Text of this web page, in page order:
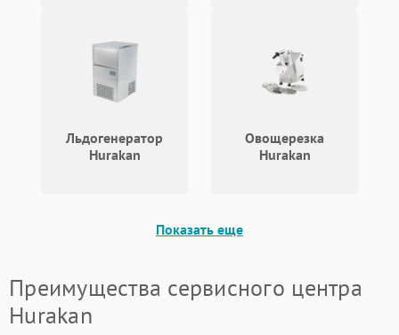
Льдогенератор
Hurakan
Овощерезка
Hurakan
Показать еще
Преимущества сервисного центра
Hurakan